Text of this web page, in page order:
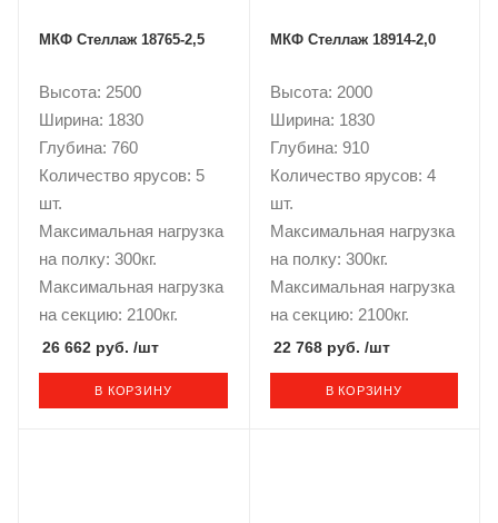
МКФ Стеллаж 18765-2,5
Высота: 2500
Ширина: 1830
Глубина: 760
Количество ярусов: 5
шт.
Максимальная нагрузка
на полку: 300кг.
Максимальная нагрузка
на секцию: 2100кг.
26 662 руб. /шт
В КОРЗИНУ
МКФ Стеллаж 18914-2,0
Высота: 2000
Ширина: 1830
Глубина: 910
Количество ярусов: 4
шт.
Максимальная нагрузка
на полку: 300кг.
Максимальная нагрузка
на секцию: 2100кг.
22 768 руб. /шт
В КОРЗИНУ